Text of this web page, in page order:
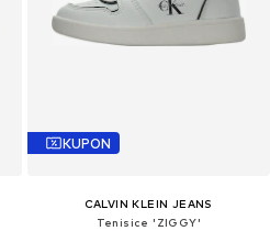
KUPON
CALVIN KLEIN JEANS
Tenisice 'ZIGGY'